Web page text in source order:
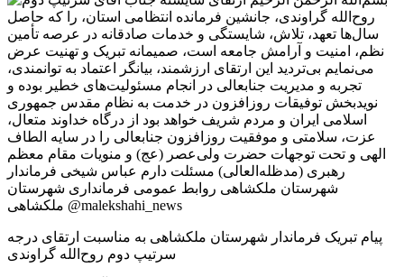
پیام تبریک فرماندار شهرستان ملکشاهی به مناسبت ارتقای درجه
سرتیپ دوم روح‌الله گراوندی